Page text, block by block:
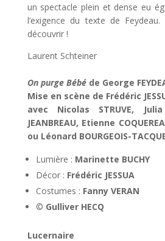
un spectacle plein et dense eu
l’exigence du texte de
découvrir !
Laurent Schteiner
On purge Bébéde George
Mise en scène de Frédéric
avec Nicolas STRUVE,
JEANBREAU, Etienne
ou Léonard BOURGEOIS-
Lumière : Marinette BUCHY
Décor : Frédéric JESSUA
Costumes : Fanny VERAN
© Gulliver HECQ
Lucernaire